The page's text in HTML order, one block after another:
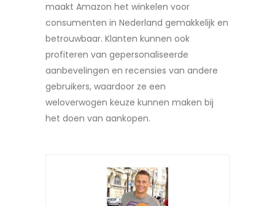
maakt Amazon het winkelen voor
consumenten in Nederland gemakkelijk en
betrouwbaar. Klanten kunnen ook
profiteren van gepersonaliseerde
aanbevelingen en recensies van andere
gebruikers, waardoor ze een
weloverwogen keuze kunnen maken bij
het doen van aankopen.